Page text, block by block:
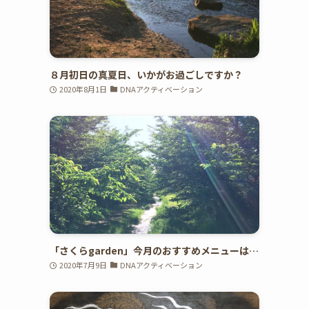
８月初日の真夏日、いかがお過ごしですか？
2020年8月1日 DNAアクティベーション
「さくらgarden」今月のおすすめメニューは…
2020年7月9日 DNAアクティベーション